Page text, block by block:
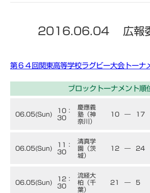
2016.06.04 広報
第６４回関東高等学校ラグビー大会トーナ
ブロックトーナメント順
06.05(Sun)
10：
30
慶應義
塾（神
奈川）
10 ― 17
06.05(Sun)
11：
30
清真学
園（茨
城）
12 ― 24
06.05(Sun)
12：
30
流経大
柏（千
葉）
21 ― 5